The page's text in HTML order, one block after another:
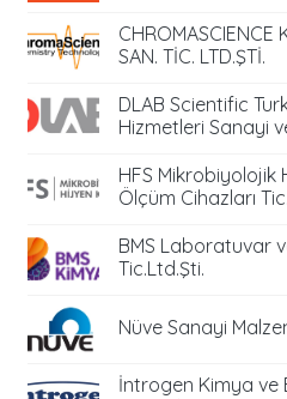
CHROMASCIENCE
SAN. TİC. LTD.ŞTİ.
DLAB Scientific
Hizmetleri Sanayi
HFS Mikrobiyolojik
Ölçüm Cihazları Tic.
BMS Laboratuvar
Tic.Ltd.Şti.
Nüve Sanayi
İntrogen Kimya ve